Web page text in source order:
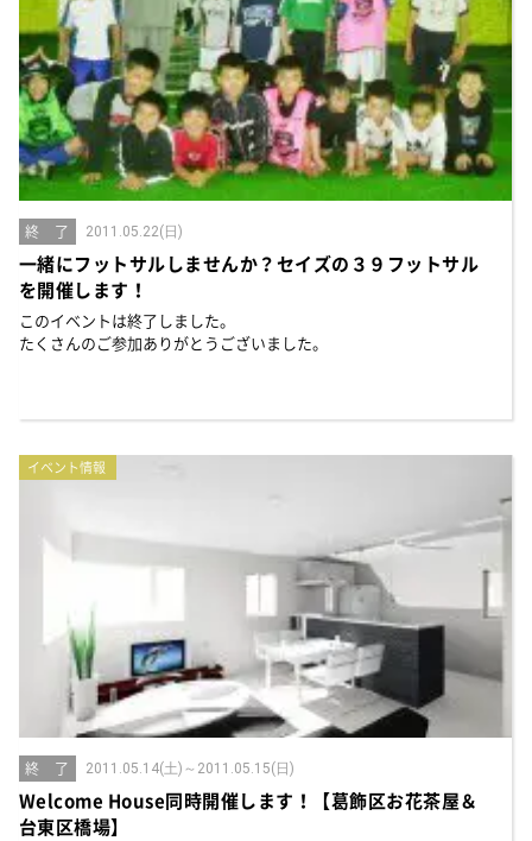
終 了 2011.05.22(日)
一緒にフットサルしませんか？セイズの３９フットサル
を開催します！
このイベントは終了しました。
たくさんのご参加ありがとうございました。
イベント情報
終 了 2011.05.14(土)～2011.05.15(日)
Welcome House同時開催します！【葛飾区お花茶屋＆
台東区橋場】